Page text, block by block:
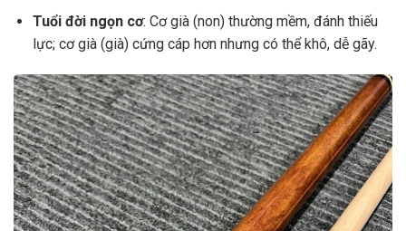
Tuổi đời ngọn cơ: Cơ già (non) thường mềm, đánh thiếu
lực; cơ già (già) cứng cáp hơn nhưng có thể khô, dễ gãy.